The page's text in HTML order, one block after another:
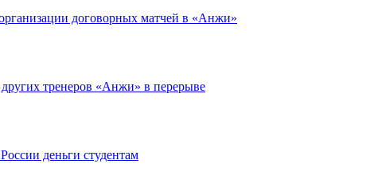
договорных матчей в «Анжи»
тренеров «Анжи» в перерыве
деньги студентам